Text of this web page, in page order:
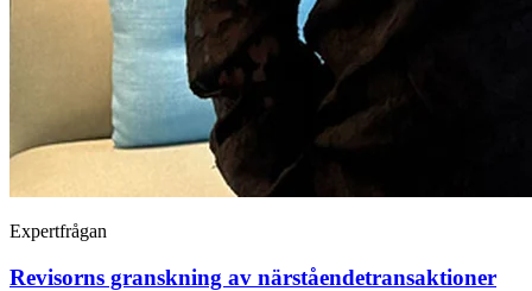
Expertfrågan
Revisorns granskning av närståendetransaktioner